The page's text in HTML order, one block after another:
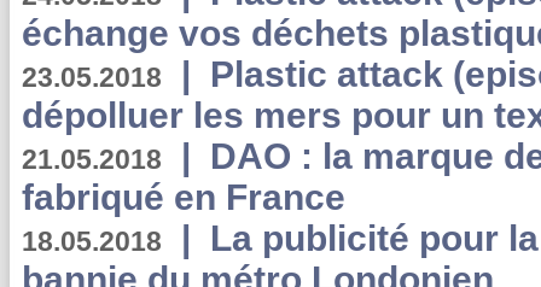
échange vos déchets
23.05.2018 | Plastic attack
dépolluer les mers pour un
21.05.2018 | DAO : la marque
fabriqué en France
18.05.2018 | La publicité pour